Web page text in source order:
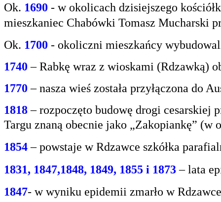
Ok. 1690 - w okolicach dzisiejszego
mieszkaniec Chabówki Tomasz Mucharski
Ok. 1700 - okoliczni mieszkańcy
1740 – Rabkę wraz z wioskami (Rdzawką)
1770 – nasza wieś została przyłączona do
1818– rozpoczęto budowę drogi cesarskiej
Targu znaną obecnie jako „Zakopiankę” (w
1854 – powstaje w Rdzawce szkółka
1831, 1847,1848, 1849, 1855 i 1873 – lata
1847- w wyniku epidemii zmarło w